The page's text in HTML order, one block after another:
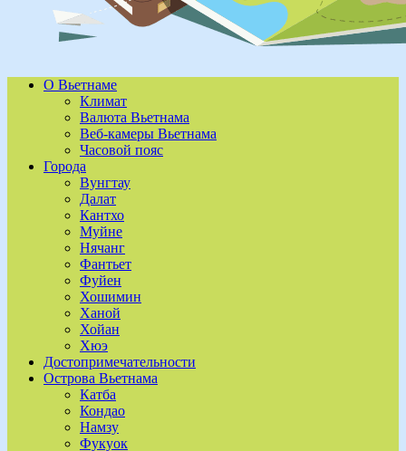
О Вьетнаме
Климат
Валюта Вьетнама
Веб-камеры Вьетнама
Часовой пояс
Города
Вунгтау
Далат
Кантхо
Муйне
Нячанг
Фантьет
Фуйен
Хошимин
Ханой
Хойан
Хюэ
Достопримечательности
Острова Вьетнама
Катба
Кондао
Намзу
Фукуок